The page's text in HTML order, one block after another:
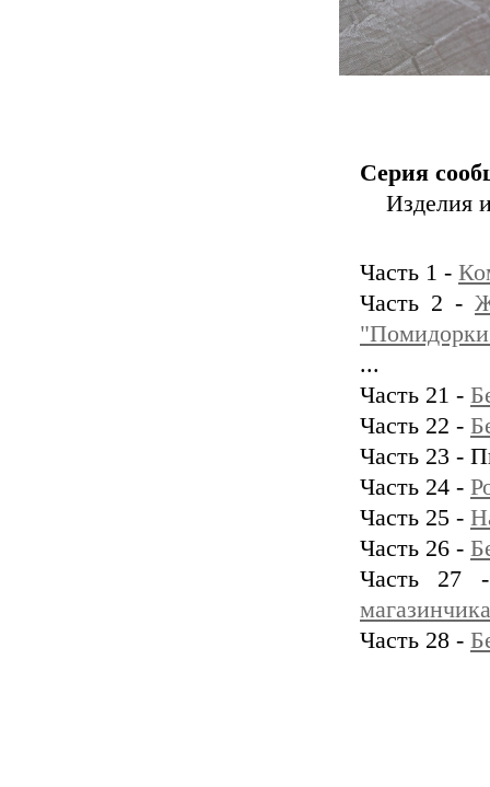
Серия
Изделия
Часть 1 -
Часть 2 -
...
Часть 21 -
Часть 22 -
Часть 23 -
Часть 24 -
Часть 25 -
Часть 26 -
Часть
Часть 28 -